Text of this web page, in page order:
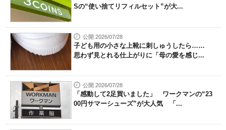
Sの“使い捨てリフィルセット”が大...
公開 2026/07/28
子ども用の小さな上靴に刺しゅうしたら……
思わず見とれる仕上がりに「母の愛を感じ...
公開 2026/07/28
「感動して2足買いました」 ワークマンの“23
00円サマーシューズ”が大人気 「...